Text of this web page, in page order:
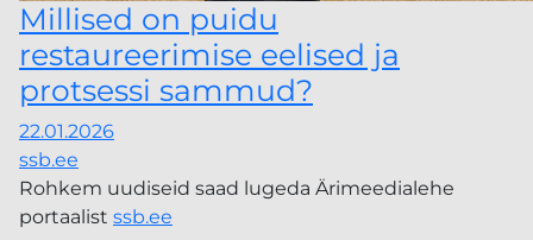
Millised on puidu
restaureerimise eelised ja
protsessi sammud?
22.01.2026
ssb.ee
Rohkem uudiseid saad lugeda Ärimeedialehe
portaalist ssb.ee